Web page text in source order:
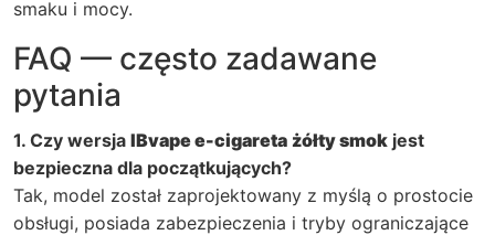
smaku i mocy.
FAQ — często zadawane
pytania
1. Czy wersja IBvape e-cigareta żółty smok jest
bezpieczna dla początkujących?
Tak, model został zaprojektowany z myślą o prostocie
obsługi, posiada zabezpieczenia i tryby ograniczające